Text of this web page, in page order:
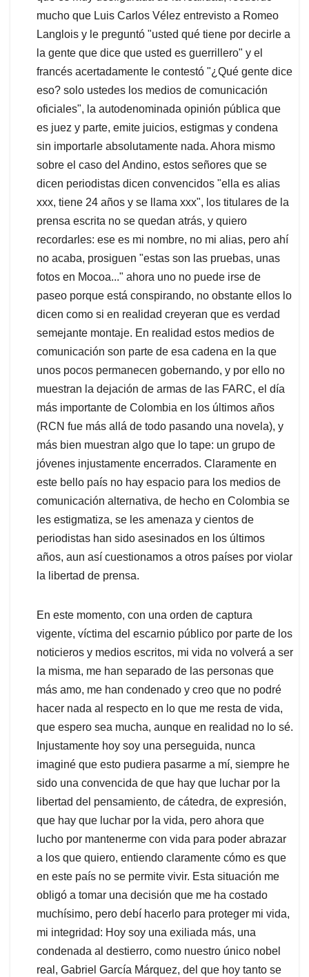
mucho que Luis Carlos Vélez entrevisto a Romeo
Langlois y le preguntó "usted qué tiene por decirle a
la gente que dice que usted es guerrillero" y el
francés acertadamente le contestó "¿Qué gente dice
eso? solo ustedes los medios de comunicación
oficiales", la autodenominada opinión pública que
es juez y parte, emite juicios, estigmas y condena
sin importarle absolutamente nada. Ahora mismo
sobre el caso del Andino, estos señores que se
dicen periodistas dicen convencidos "ella es alias
xxx, tiene 24 años y se llama xxx", los titulares de la
prensa escrita no se quedan atrás, y quiero
recordarles: ese es mi nombre, no mi alias, pero ahí
no acaba, prosiguen "estas son las pruebas, unas
fotos en Mocoa..." ahora uno no puede irse de
paseo porque está conspirando, no obstante ellos lo
dicen como si en realidad creyeran que es verdad
semejante montaje. En realidad estos medios de
comunicación son parte de esa cadena en la que
unos pocos permanecen gobernando, y por ello no
muestran la dejación de armas de las FARC, el día
más importante de Colombia en los últimos años
(RCN fue más allá de todo pasando una novela), y
más bien muestran algo que lo tape: un grupo de
jóvenes injustamente encerrados. Claramente en
este bello país no hay espacio para los medios de
comunicación alternativa, de hecho en Colombia se
les estigmatiza, se les amenaza y cientos de
periodistas han sido asesinados en los últimos
años, aun así cuestionamos a otros países por violar
la libertad de prensa.
En este momento, con una orden de captura
vigente, víctima del escarnio público por parte de los
noticieros y medios escritos, mi vida no volverá a ser
la misma, me han separado de las personas que
más amo, me han condenado y creo que no podré
hacer nada al respecto en lo que me resta de vida,
que espero sea mucha, aunque en realidad no lo sé.
Injustamente hoy soy una perseguida, nunca
imaginé que esto pudiera pasarme a mí, siempre he
sido una convencida de que hay que luchar por la
libertad del pensamiento, de cátedra, de expresión,
que hay que luchar por la vida, pero ahora que
lucho por mantenerme con vida para poder abrazar
a los que quiero, entiendo claramente cómo es que
en este país no se permite vivir. Esta situación me
obligó a tomar una decisión que me ha costado
muchísimo, pero debí hacerlo para proteger mi vida,
mi integridad: Hoy soy una exiliada más, una
condenada al destierro, como nuestro único nobel
real, Gabriel García Márquez, del que hoy tanto se